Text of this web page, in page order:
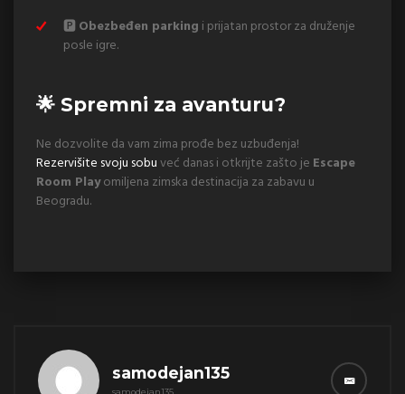
🅿️ Obezbeđen parking i prijatan prostor za druženje
posle igre.
🌟 Spremni za avanturu?
Ne dozvolite da vam zima prođe bez uzbuđenja!
Rezervišite svoju sobuveć danas i otkrijte zašto je Escape
Room Playomiljena zimska destinacija za zabavu u
Beogradu.
samodejan135
samodejan135